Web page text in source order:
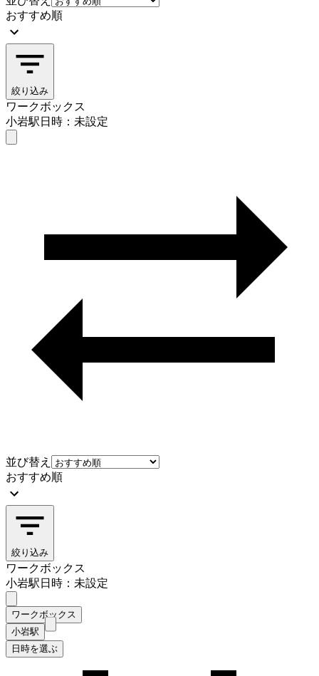
おすすめ順
絞り込み
ワークボックス
小岩駅日時：未設定
並び替え
おすすめ順
絞り込み
ワークボックス
小岩駅日時：未設定
ワークボックス
小岩駅
日時を選ぶ